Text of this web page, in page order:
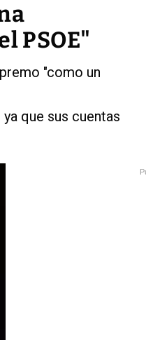
PSOE"
"como un
que sus cuentas